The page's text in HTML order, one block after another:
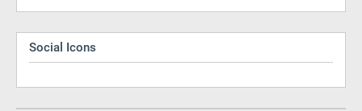
Social Icons